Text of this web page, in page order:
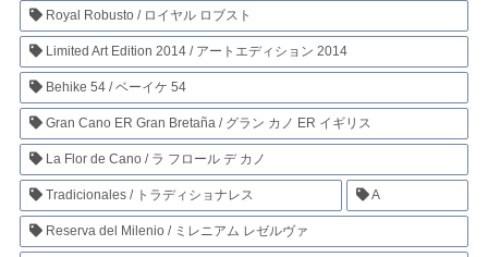
Royal Robusto / ロイヤル ロブスト
Limited Art Edition 2014 / アートエディション 2014
Behike 54 / ベーイケ 54
Gran Cano ER Gran Bretaña / グラン カノ ER イギリス
La Flor de Cano / ラ フロール デ カノ
Tradicionales / トラディショナレス A
Reserva del Milenio / ミレニアム レゼルヴァ